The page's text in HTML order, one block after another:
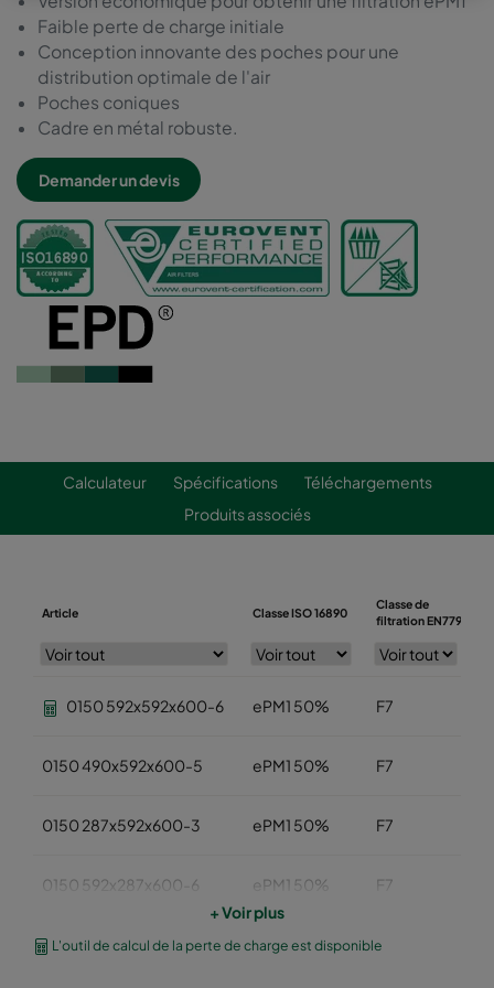
Faible perte de charge initiale
Conception innovante des poches pour une
distribution optimale de l'air
Poches coniques
Cadre en métal robuste.
Demander un devis
Calculateur Spécifications
Téléchargements
Produits associés
Article Classe ISO 16890
Classe de
filtration EN779
0150 592x592x600-6 ePM1 50% F7
0150 490x592x600-5 ePM1 50% F7
0150 287x592x600-3 ePM1 50% F7
0150 592x287x600-6 ePM1 50% F7
0150 592x490x600-6 ePM1 50% F7
+ Voir plus
L'outil de calcul de la perte de charge est disponible